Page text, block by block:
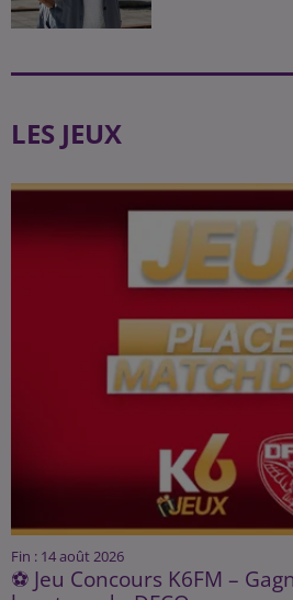
LES JEUX
Fin : 14 août 2026
⚽ Jeu Concours K6FM –